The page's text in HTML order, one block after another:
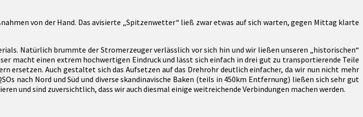
von der Hand. Das avisierte „Spitzenwetter“ ließ zwar etwas auf sich warten, gegen Mittag klarte
Natürlich brummte der Stromerzeuger verlässlich vor sich hin und wir ließen unseren „historischen“
macht einen extrem hochwertigen Eindruck und lässt sich einfach in drei gut zu transportierende Teile
ersetzen. Auch gestaltet sich das Aufsetzen auf das Drehrohr deutlich einfacher, da wir nun nicht mehr
nach Nord und Süd und diverse skandinavische Baken (teils in 450km Entfernung) ließen sich sehr gut
und sind zuversichtlich, dass wir auch diesmal einige weitreichende Verbindungen machen werden.